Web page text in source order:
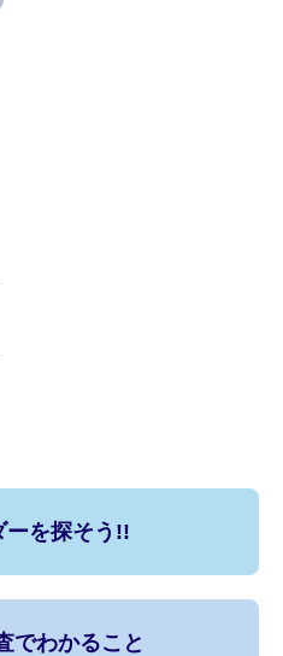
ーを探そう!!
でわかること